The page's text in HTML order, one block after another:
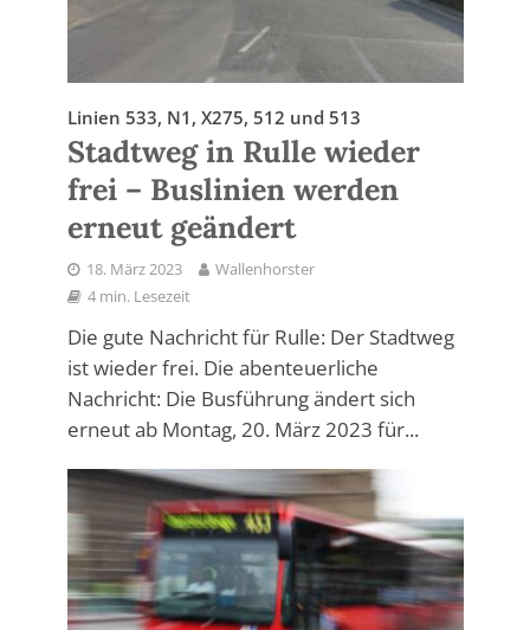
Linien 533, N1, X275, 512 und 513
Stadtweg in Rulle wieder
frei – Buslinien werden
erneut geändert
18. März 2023
Wallenhorster
4 min. Lesezeit
Die gute Nachricht für Rulle: Der Stadtweg
ist wieder frei. Die abenteuerliche
Nachricht: Die Busführung ändert sich
erneut ab Montag, 20. März 2023 für...